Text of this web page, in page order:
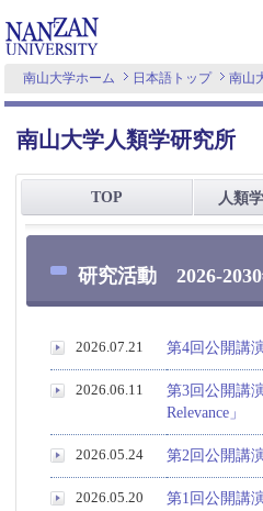
南山大学ホーム 日本語トップ 南山
南山大学人類学研究所
TOP 人類
研究活動 2026-
2026.07.21 第4回公開講
2026.06.11
第3回公開講
Relevance」
2026.05.24 第2回公開講
2026.05.20
第1回公開講